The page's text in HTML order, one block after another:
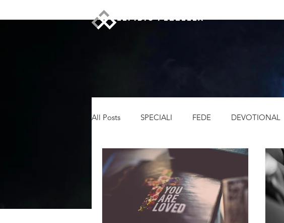
ELPIDIO PEZZELLA
All Posts SPECIALI FEDE DEVOTIONAL
LEADERSHIP EVENTI
CRONACA NEWS DISCEPOLATO